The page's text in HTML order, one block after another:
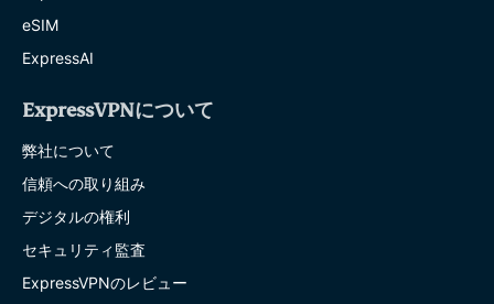
eSIM
ExpressAI
ExpressVPNについて
弊社について
信頼への取り組み
デジタルの権利
セキュリティ監査
ExpressVPNのレビュー